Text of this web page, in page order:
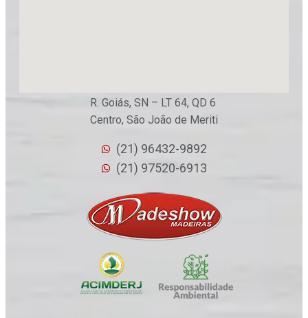
R. Goiás, SN – LT 64, QD 6
Centro, São João de Meriti
(21) 96432-9892
(21) 97520-6913